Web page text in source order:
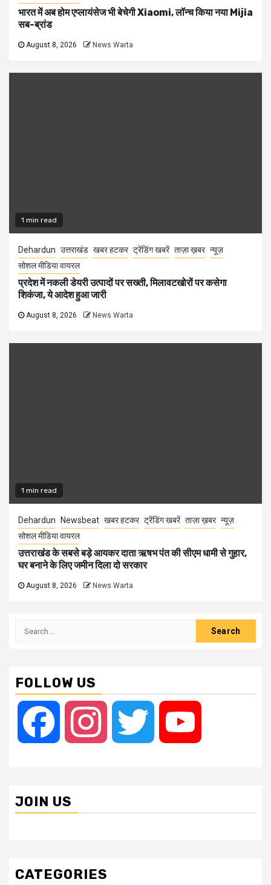
भारत में अब होम एप्लायंसेज भी बेचेगी Xiaomi, लॉन्च किया नया Mijia
सब-ब्रांड
August 8, 2026 News Warta
1 min read
Dehardun उत्तराखंड खबर हटकर ट्रेंडिंग खबरें ताज़ा ख़बर न्यूज़
सोशल मीडिया वायरल
प्रदेश में नकली डेयरी उत्पादों पर सख्ती, मिलावटखोरों पर कसेगा
शिकंजा, ये आदेश हुआ जारी
August 8, 2026 News Warta
1 min read
Dehardun Newsbeat खबर हटकर ट्रेंडिंग खबरें ताज़ा ख़बर न्यूज़
सोशल मीडिया वायरल
उत्तराखंड के सबसे बड़े आयकर दाता ऋषभ पंत की सीएम धामी से गुहार,
घर बनाने के लिए जमीन दिला दो सरकार
August 8, 2026 News Warta
Search
FOLLOW US
Facebook Instagram Twitter
JOIN US
CATEGORIES